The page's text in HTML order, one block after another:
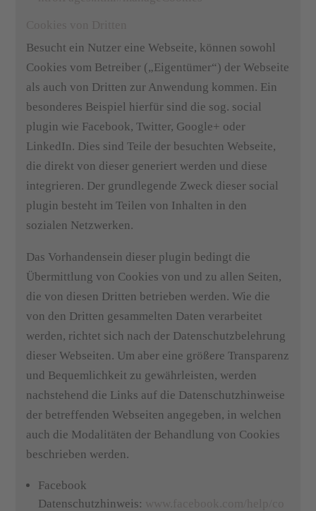
Besucht ein Nutzer eine Webseite, können sowohl
Cookies vom Betreiber („Eigentümer“) der Webseite
als auch von Dritten zur Anwendung kommen. Ein
besonderes Beispiel hierfür sind die sog. social
plugin wie Facebook, Twitter, Google+ oder
LinkedIn. Dies sind Teile der besuchten Webseite,
die direkt von dieser generiert werden und diese
integrieren. Der grundlegende Zweck dieser social
plugin besteht im Teilen von Inhalten in den
sozialen Netzwerken.
Das Vorhandensein dieser plugin bedingt die
Übermittlung von Cookies von und zu allen Seiten,
die von diesen Dritten betrieben werden. Wie die
von den Dritten gesammelten Daten verarbeitet
werden, richtet sich nach der Datenschutzbelehrung
dieser Webseiten. Um aber eine größere Transparenz
und Bequemlichkeit zu gewährleisten, werden
nachstehend die Links auf die Datenschutzhinweise
der betreffenden Webseiten angegeben, in welchen
auch die Modalitäten der Behandlung von Cookies
beschrieben werden.
Facebook
Datenschutzhinweis: